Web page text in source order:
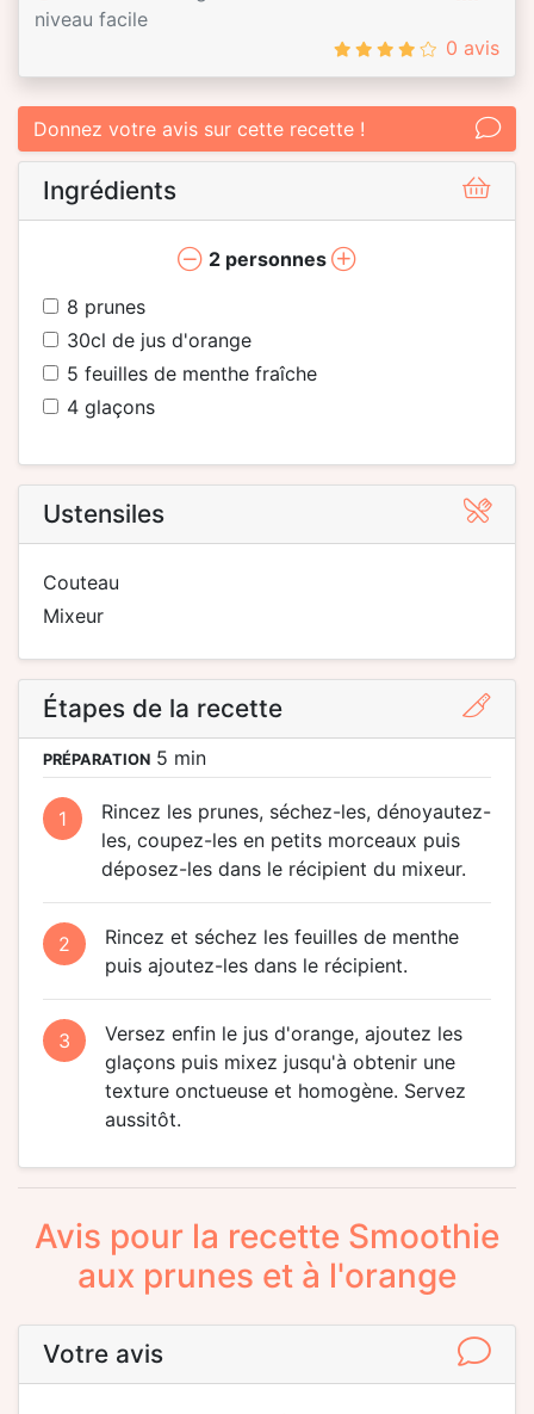
niveau facile
0 avis
Donnez votre avis sur cette recette !
Ingrédients
2 personnes
8 prunes
30cl de jus d'orange
5 feuilles de menthe fraîche
4 glaçons
Ustensiles
couteau
mixeur
Étapes de la recette
PRÉPARATION 5 min
1
Rincez les prunes, séchez-les, dénoyautez-
les, coupez-les en petits morceaux puis
déposez-les dans le récipient du mixeur.
2
Rincez et séchez les feuilles de menthe
puis ajoutez-les dans le récipient.
3
Versez enfin le jus d'orange, ajoutez les
glaçons puis mixez jusqu'à obtenir une
texture onctueuse et homogène. Servez
aussitôt.
Avis pour la recette Smoothie
aux prunes et à l'orange
Votre avis